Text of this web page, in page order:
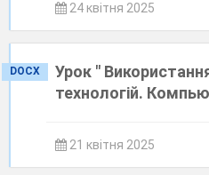
24 квітня 2025
DOCX
Урок "
технологій.
21 квітня 2025